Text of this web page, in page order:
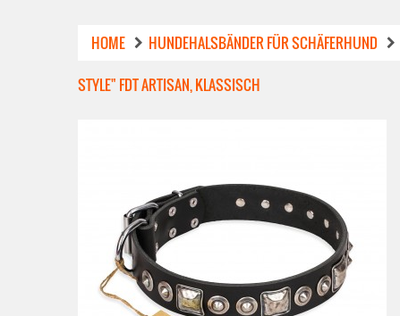
HOME HUNDEHALSBÄNDER FÜR SCHÄFERHUND
STYLE" FDT ARTISAN, KLASSISCH